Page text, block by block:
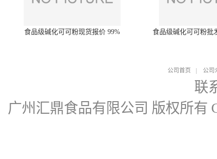
食品级碱化可可粉现货报价 99% 食品级碱化可可粉批
公司首页 公司
联
广州汇鼎食品有限公司 版权所有